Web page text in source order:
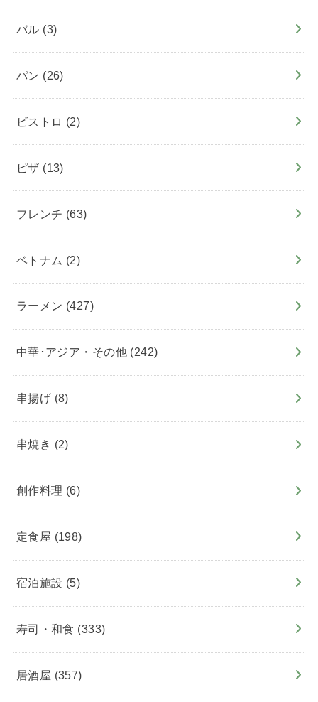
バル (3)
パン (26)
ビストロ (2)
ピザ (13)
フレンチ (63)
ベトナム (2)
ラーメン (427)
中華･アジア・その他 (242)
串揚げ (8)
串焼き (2)
創作料理 (6)
定食屋 (198)
宿泊施設 (5)
寿司・和食 (333)
居酒屋 (357)